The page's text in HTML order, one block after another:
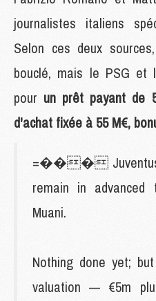
journalistes italiens
Selon ces deux
bouclé, mais le PSG et
pour un prêt payant de
d'achat fixée à 55 M€,
=��� Juventus
remain in
Muani.
Nothing done yet;
valuation — €5m